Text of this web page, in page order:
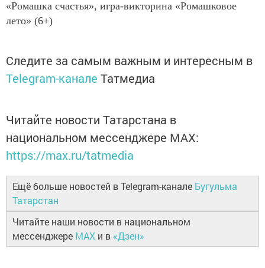
«Ромашка счастья», игра-викторина «Ромашковое
лето» (6+)
Следите за самым важным и интересным в
Telegram-канале Татмедиа
Читайте новости Татарстана в
национальном мессенджере MАХ:
https://max.ru/tatmedia
Ещё больше новостей в Telegram-канале Бугульма
Татарстан
Читайте наши новости в национальном
мессенджере MAX и в «Дзен»